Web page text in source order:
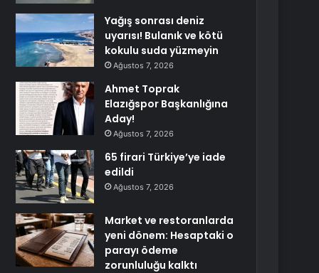
Yağış sonrası deniz
uyarısı! Bulanık ve kötü
kokulu suda yüzmeyin
Ağustos 7, 2026
Ahmet Toprak
Elazığspor Başkanlığına
Aday!
Ağustos 7, 2026
65 firari Türkiye’ye iade
edildi
Ağustos 7, 2026
Market ve restoranlarda
yeni dönem: Hesaptaki o
parayı ödeme
zorunluluğu kalktı